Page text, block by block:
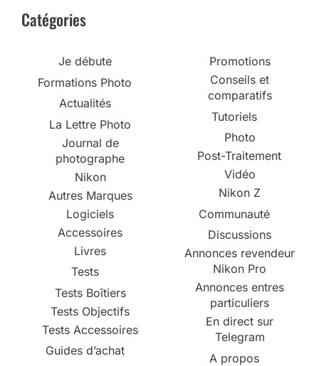
Catégories
Je débute
Formations Photo
Actualités
La Lettre Photo
Journal de
photographe
Nikon
Autres Marques
Logiciels
Accessoires
Livres
Tests
Tests Boîtiers
Tests Objectifs
Tests Accessoires
Guides d’achat
Promotions
Conseils et
comparatifs
Tutoriels
Photo
Post-Traitement
Vidéo
Nikon Z
Communauté
Discussions
Annonces revendeur
Nikon Pro
Annonces entres
particuliers
En direct sur
Telegram
A propos